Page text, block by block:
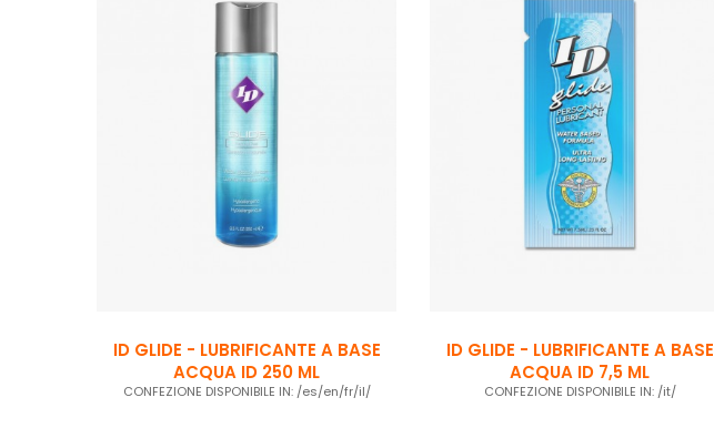
ID GLIDE - LUBRIFICANTE A BASE
ACQUA ID 250 ML
CONFEZIONE DISPONIBILE IN: /es/en/fr/il/
ID GLIDE - LUBRIFICANTE A BASE
ACQUA ID 7,5 ML
CONFEZIONE DISPONIBILE IN: /it/